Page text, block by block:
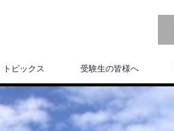
トピックス 受験生の皆様へ